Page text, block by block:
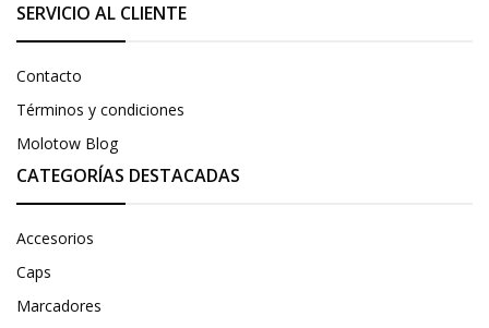
SERVICIO AL CLIENTE
Contacto
Términos y condiciones
Molotow Blog
CATEGORÍAS DESTACADAS
Accesorios
Caps
Marcadores